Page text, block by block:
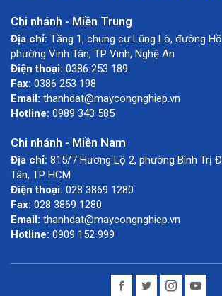
Chi nhánh - Miền Trung
Địa chỉ: Tầng 1, chung cư Lũng Lô, đường
phường Vinh Tân, TP Vinh, Nghệ An
Điện thoại: 0386 253 189
Fax: 0386 253 198
Email: thanhdat@maycongnghiep.vn
Hotline: 0989 343 585
Chi nhánh - Miền Nam
Địa chỉ: 815/7 Hương Lộ 2, phường Bình Trị
Tân, TP HCM
Điện thoại: 028 3869 1280
Fax: 028 3869 1280
Email: thanhdat@maycongnghiep.vn
Hotline: 0909 152 999